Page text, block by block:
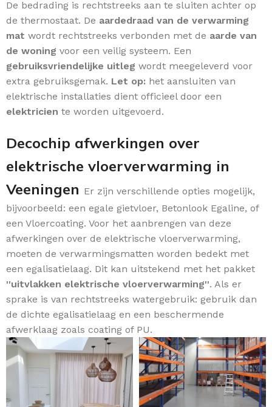
De bedrading is rechtstreeks aan te sluiten achter op
de thermostaat. De aardedraad van de verwarming
mat wordt rechtstreeks verbonden met de aarde van
de woning voor een veilig systeem. Een
gebruiksvriendelijke uitleg wordt meegeleverd voor
extra gebruiksgemak. Let op: het aansluiten van
elektrische installaties dient officieel door een
elektricien te worden uitgevoerd.
Decochip afwerkingen over
elektrische vloerverwarming in
Veeningen Er zijn verschillende opties mogelijk,
bijvoorbeeld: een egale gietvloer, Betonlook Egaline, of
een Vloercoating. Voor het aanbrengen van deze
afwerkingen over de elektrische vloerverwarming,
moeten de verwarmingsmatten worden bedekt met
een egalisatielaag. Dit kan uitstekend met het pakket
''uitvlakken elektrische vloerverwarming''. Als er
sprake is van rechtstreeks watergebruik: gebruik dan
de dichte egalisatielaag en een beschermende
afwerklaag zoals coating of PU.